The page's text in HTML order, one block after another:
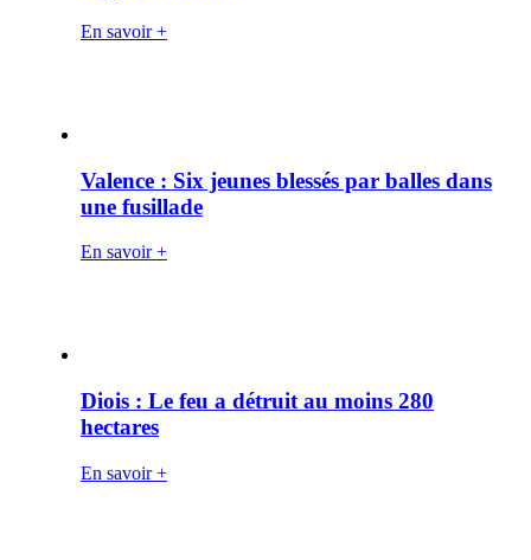
En savoir +
Valence : Six jeunes blessés par balles dans
une fusillade
En savoir +
Diois : Le feu a détruit au moins 280
hectares
En savoir +